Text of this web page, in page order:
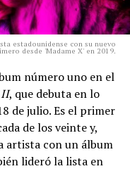
estadounidense con su nuevo
desde 'Madame X' en 2019.
número uno en el
II, que debuta en lo
de julio. Es el primer
de los veinte y,
artista con un álbum
lideró la lista en